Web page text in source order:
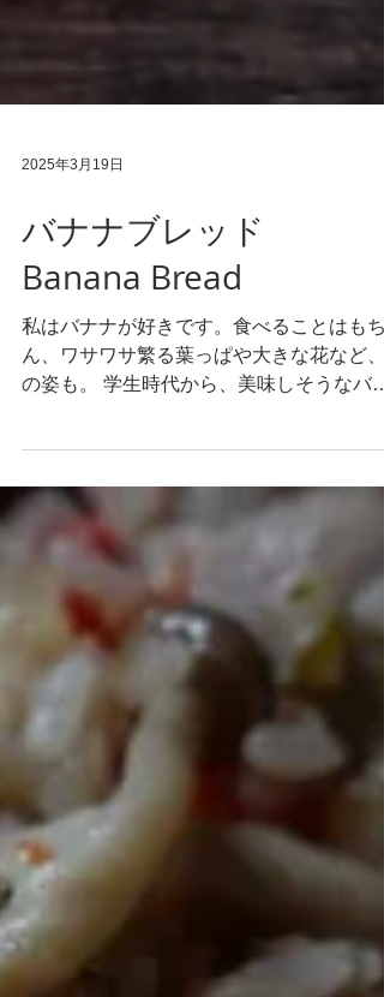
バナナブレッド
Banana Bread
私はバナナが好きです。食べることはもち
ん、ワサワサ繁る葉っぱや大きな花など、
ナをスーパーで見つけるとついつい房で買
（笑） でも、消費するのに時間がかかっ
て、いつの間にか熟しすぎて黒くなって...